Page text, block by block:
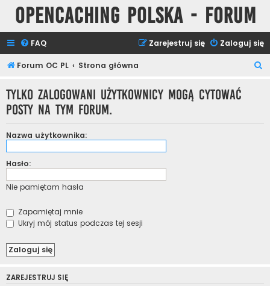
Opencaching Polska - Forum
FAQ Zaloguj się
Zarejestruj się
Forum OC PL Strona główna
Tylko zalogowani użytkownicy mogą cytować
posty na tym forum.
Nazwa użytkownika:
Hasło:
Nie pamiętam hasła
Zapamiętaj mnie
Ukryj mój status podczas tej sesji
ZAREJESTRUJ SIĘ